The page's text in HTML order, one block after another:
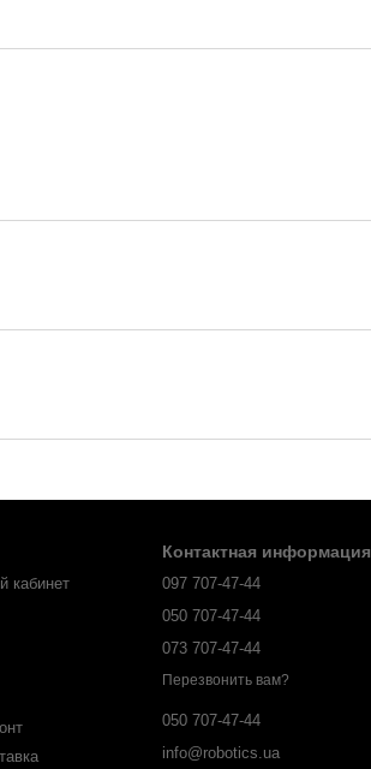
кабинет
Контактная информация
097 707-47-44
050 707-47-44
073 707-47-44
Перезвонить вам?
050 707-47-44
info@robotics.ua